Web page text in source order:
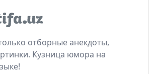
отборные анекдоты,
Кузница юмора на